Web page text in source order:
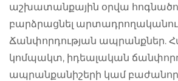
աշխատանքային օրվա
բարձրացնել
Ճանփորդության ապրանքներ.
կոմպակտ, իդեալական
ապրանքանիշերի կամ